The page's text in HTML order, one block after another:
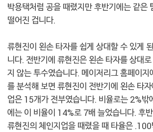
박용택처럼 공을 때렸지만 후반기에는 같은
떨어진 겁니다.
류현진이 왼손 타자를 쉽게 상대할 수 있게
니다. 전반기에 류현진은 왼손 타자를 상대
지 않는 투수였습니다. 메이저리그 홈페이지
를 분석해 보면 류현진이 전반기에 왼손 타
업은 15개가 전부였습니다. 비율로는 2%밖
에는 이 비율이 14%로 7배 늘었습니다. 후
류현진의 체인지업을 때렸을 때 타율은